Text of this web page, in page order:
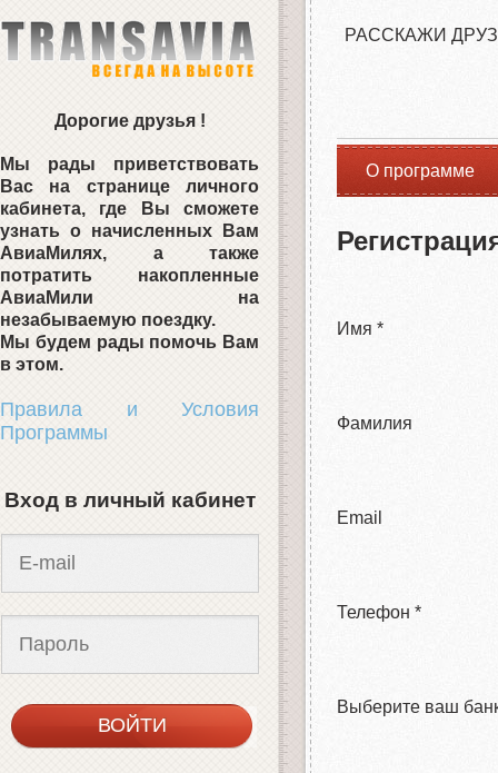
Дорогие друзья !
Мы рады приветствовать
Вас на странице личного
кабинета, где Вы сможете
узнать о начисленных Вам
АвиаМилях, а также
потратить накопленные
АвиаМили на
незабываемую поездку.
Мы будем рады помочь Вам
в этом.
Правила и Условия
Программы
Вход в личный кабинет
РАССКАЖИ
О программе
Имя *
Фамилия
Email
Телефон *
Выберите ваш